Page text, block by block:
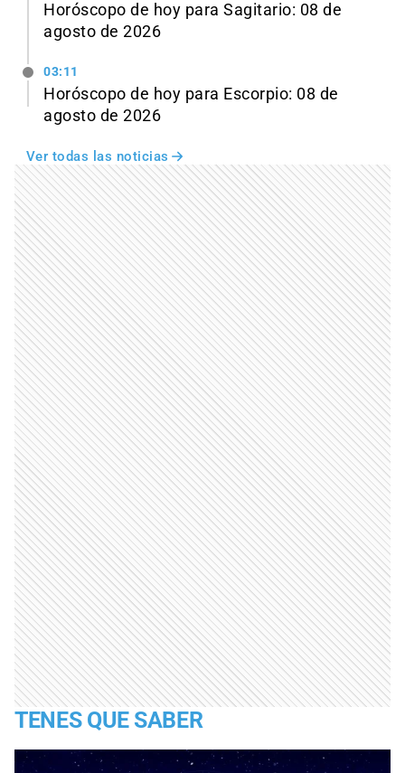
Horóscopo de hoy para Sagitario: 08 de
agosto de 2026
03:11
Horóscopo de hoy para Escorpio: 08 de
agosto de 2026
Ver todas las noticias
TENES QUE SABER